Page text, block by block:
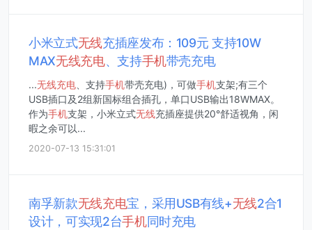
小米立式无线充插座发布：109元 支持10W
MAX无线充电、支持手机带壳充电
...无线充电 、支持手机带壳充电)，可做手机支架;有三个
USB插口及2组新国标组合插孔，单口USB输出18WMAX。
作为手机支架，小米立式无线充插座提供20°舒适视角，闲
暇之余可以...
2020-07-13 15:31:01
南孚新款无线充电宝，采用USB有线+无线2合1
设计，可实现2台手机同时充电